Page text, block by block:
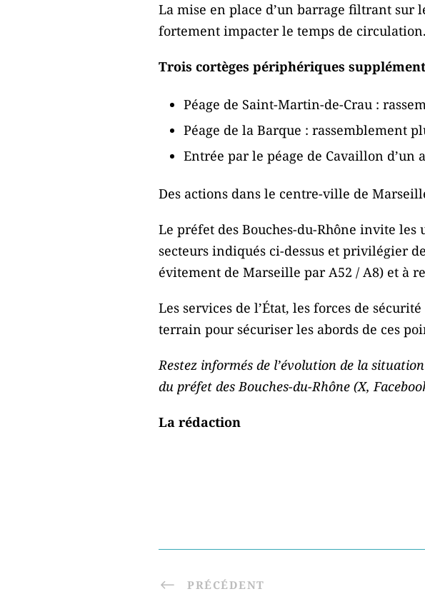
La mise en place d’un barrage filtrant sur
fortement impacter le temps de circulation.
Trois cortèges périphériques
Péage de Saint-Martin-de-Crau :
Péage de la Barque : rassemblement
Entrée par le péage de Cavaillon d’un
Des actions dans le centre-ville de
Le préfet des Bouches-du-Rhône invite
secteurs indiqués ci-dessus et privilégier
évitement de Marseille par A52 / A8) et à
Les services de l’État, les forces de
terrain pour sécuriser les abords de ces
Restez informés de l’évolution de la
du préfet des Bouches-du-Rhône (X,
La rédaction
PRÉCÉDENT